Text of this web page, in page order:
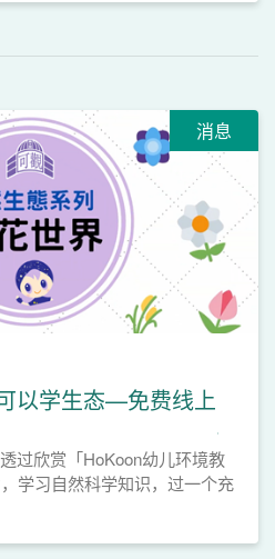
消息
以学生态—免费线上
过欣赏「HoKoon幼儿环境教
学习自然科学知识，过一个充